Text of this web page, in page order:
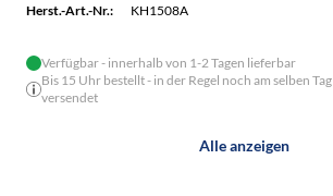
Herst.-Art.-Nr.:
KH1508A
Verfügbar - innerhalb von 1-2 Tagen lieferbar
Bis 15 Uhr bestellt - in der Regel noch am selben Tag
versendet
Alle anzeigen